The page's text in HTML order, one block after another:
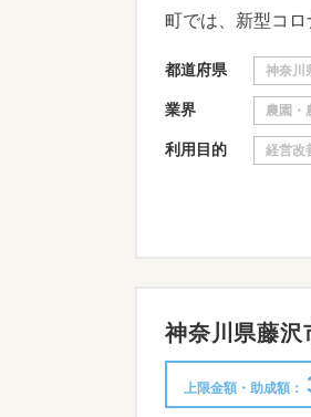
都道府県 神奈川
業界 農園・
利用目的 経営改
神奈川県藤沢
上限金額・助成額：